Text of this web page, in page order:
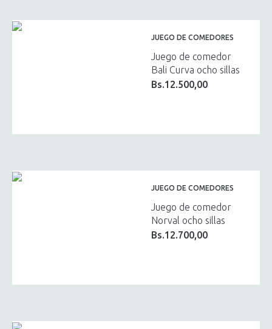
JUEGO DE COMEDORES
Juego de comedor
Bali Curva ocho sillas
Bs.12.500,00
JUEGO DE COMEDORES
Juego de comedor
Norval ocho sillas
Bs.12.700,00